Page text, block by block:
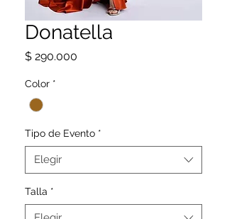
Donatella
$ 290.000
Color *
Tipo de Evento *
Elegir
Talla *